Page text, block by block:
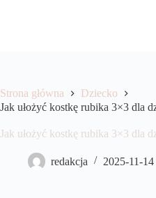
Strona główna
Dziecko
Jak ułożyć kostkę rubika 3×3 dla
Jak ułożyć kostkę rubika 3×3 dla
redakcja 2025-11-14